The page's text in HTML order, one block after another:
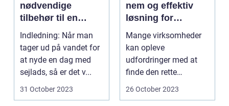
nødvendige
tilbehør til en
pålidelig sejlads
Indledning: Når man
tager ud på vandet for
at nyde en dag med
sejlads, så er det v...
31 October 2023
nem og effektiv
løsning for
virksomheder
Mange virksomheder
kan opleve
udfordringer med at
finde den rette
arbejdskraft til
26 October 2023